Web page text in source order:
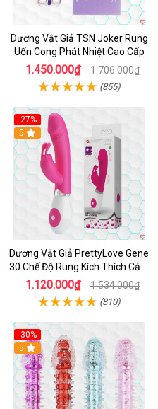
Dương Vật Giả TSN Joker Rung
Uốn Cong Phát Nhiệt Cao Cấp
1.450.000₫ 1.706.000₫
(855)
-27%
Hot
5
Dương Vật Giả PrettyLove Gene
30 Chế Độ Rung Kích Thích Cảm
Biến Âm Thanh
1.120.000₫ 1.534.000₫
(810)
-30%
Hot
5